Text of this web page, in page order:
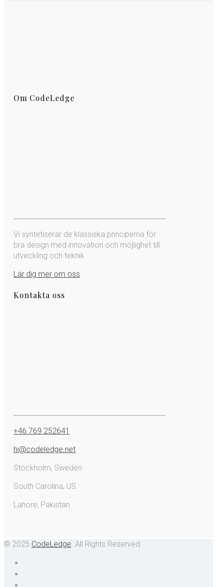
Om CodeLedge
Vi syntetiserar de klassiska principerna för
bra design med innovation och möjlighet till
utveckling och teknik.
Lär dig mer om oss
Kontakta oss
+46 769 252641
hi@codeledge.net
Stockholm, Sweden
South Carolina, US
Lahore, Pakistan
© 2025 CodeLedge. All Rights Reserved.